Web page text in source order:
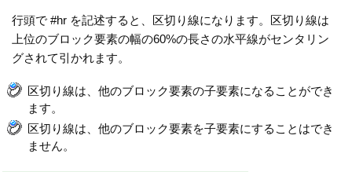
行頭で #hr を記述すると、区切り線になります。区切り線は
上位のブロック要素の幅の60%の長さの水平線がセンタリン
グされて引かれます。
区切り線は、他のブロック要素の子要素になることができ
ます。
区切り線は、他のブロック要素を子要素にすることはでき
ません。